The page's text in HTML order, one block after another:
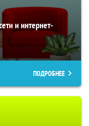
и интернет-
ПОДРОБНЕЕ